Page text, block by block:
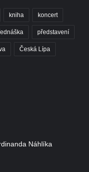
kniha koncert
představení
Česká Lípa
Náhlíka